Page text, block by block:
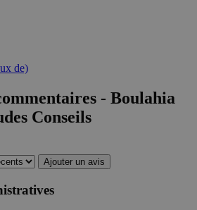
de)
- Boulahia
Conseils
Ajouter un avis